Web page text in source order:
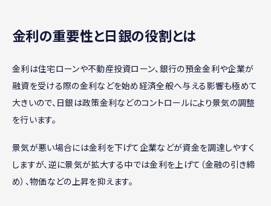
金利の重要性と日銀の役割とは
金利は住宅ローンや不動産投資ローン、銀行の預金金利や企業が
融資を受ける際の金利などを始め経済全般へ与える影響も極めて
大きいので、日銀は政策金利などのコントロールにより景気の調整
を行います。
景気が悪い場合には金利を下げて企業などが資金を調達しやすく
しますが、逆に景気が拡大する中では金利を上げて（金融の引き締
め）、物価などの上昇を抑えます。